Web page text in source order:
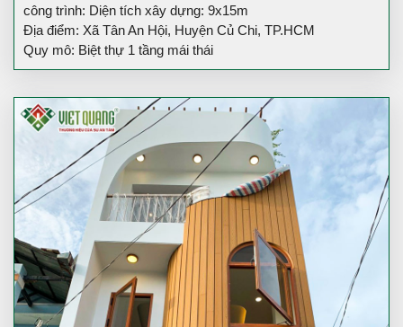
công trình: Diện tích xây dựng: 9x15m
Địa điểm: Xã Tân An Hội, Huyện Củ Chi, TP.HCM
Quy mô: Biệt thự 1 tầng mái thái